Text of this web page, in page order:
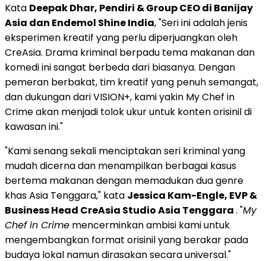
Kata Deepak Dhar, Pendiri & Group CEO di Banijay
Asia dan Endemol Shine India, "Seri ini adalah jenis
eksperimen kreatif yang perlu diperjuangkan oleh
CreAsia. Drama kriminal berpadu tema makanan dan
komedi ini sangat berbeda dari biasanya. Dengan
pemeran berbakat, tim kreatif yang penuh semangat,
dan dukungan dari VISION+, kami yakin My Chef in
Crime akan menjadi tolok ukur untuk konten orisinil di
kawasan ini."
"Kami senang sekali menciptakan seri kriminal yang
mudah dicerna dan menampilkan berbagai kasus
bertema makanan dengan memadukan dua genre
khasAsia Tenggara," kata Jessica Kam-Engle, EVP &
Business Head CreAsia Studio Asia Tenggara. "My
Chef in Crime mencerminkan ambisi kami untuk
mengembangkan format orisinil yang berakar pada
budaya lokal namun dirasakan secara universal."